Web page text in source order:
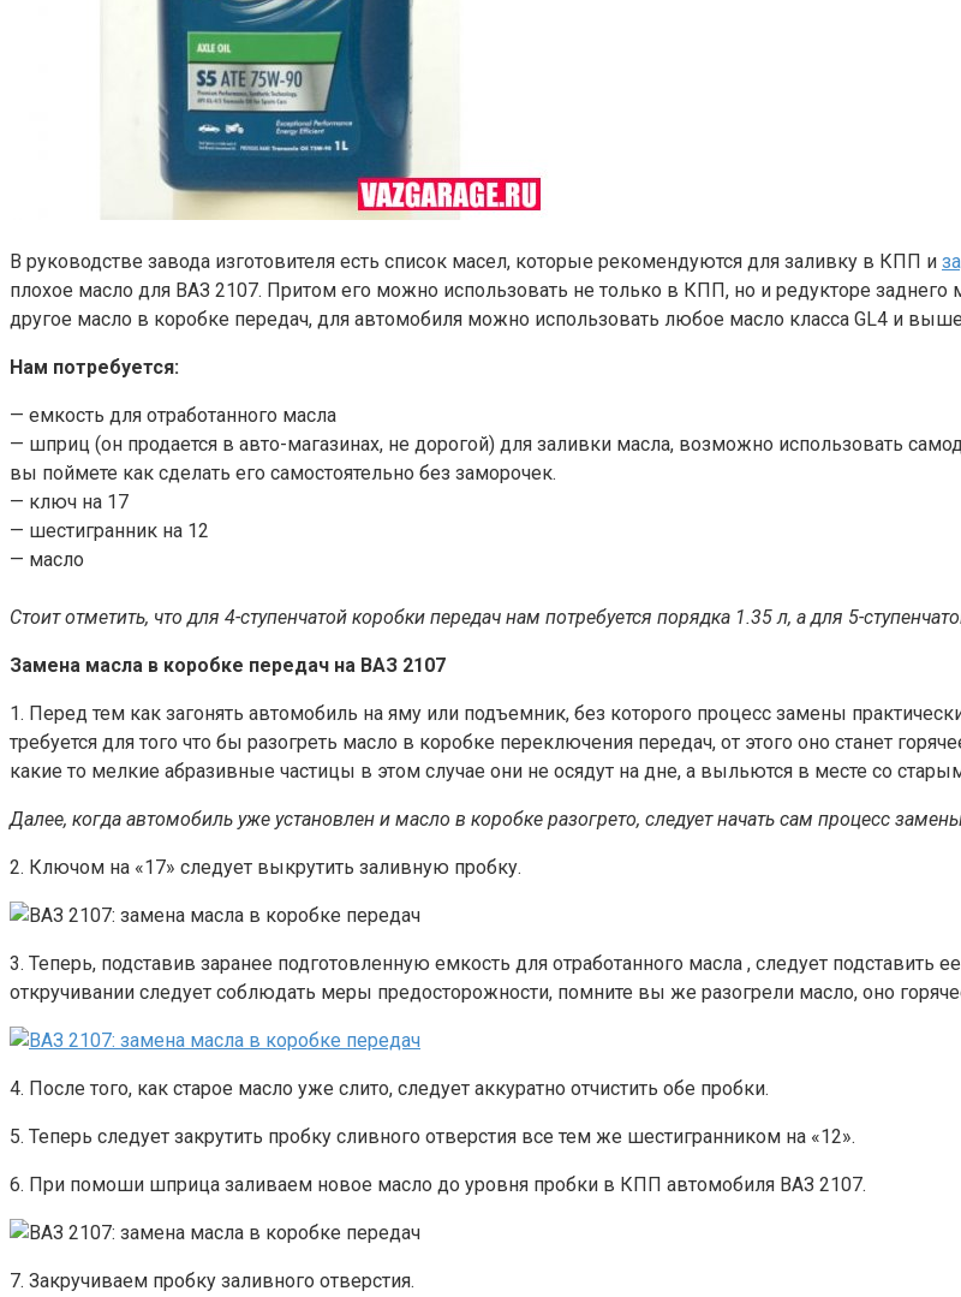
В руководстве завода изготовителя есть список масел, которые рекомендуются для заливку в КПП и
плохое масло для ВАЗ 2107. Притом его можно использовать не только в КПП, но и редукторе
другое масло в коробке передач, для автомобиля можно использовать любое масло класса GL4 и
Нам потребуется:
— емкость для отработанного масла
— шприц (он продается в авто-магазинах, не дорогой) для заливки масла, возможно использовать
вы поймете как сделать его самостоятельно без заморочек.
— ключ на 17
— шестигранник на 12
— масло
Стоит отметить, что для 4-ступенчатой коробки передач нам потребуется порядка 1.35 л, а для 5-
Замена масла в коробке передач на ВАЗ 2107
1. Перед тем как загонять автомобиль на яму или подъемник, без которого процесс замены
требуется для того что бы разогреть масло в коробке переключения передач, от этого оно станет
какие то мелкие абразивные частицы в этом случае они не осядут на дне, а выльются в месте со
Далее, когда автомобиль уже установлен и масло в коробке разогрето, следует начать сам процесс
2. Ключом на «17» следует выкрутить заливную пробку.
3. Теперь, подставив заранее подготовленную емкость для отработанного масла , следует
откручивании следует соблюдать меры предосторожности, помните вы же разогрели масло, оно
4. После того, как старое масло уже слито, следует аккуратно отчистить обе пробки.
5. Теперь следует закрутить пробку сливного отверстия все тем же шестигранником на «12».
6. При помоши шприца заливаем новое масло до уровня пробки в КПП автомобиля ВАЗ 2107.
7. Закручиваем пробку заливного отверстия.